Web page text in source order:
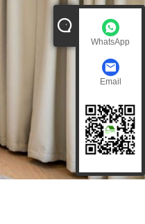
WhatsApp
Email